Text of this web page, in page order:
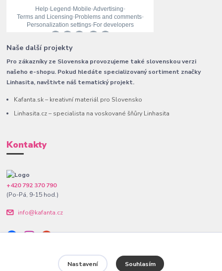
Naše další projekty
Pro zákazníky ze Slovenska provozujeme také slovenskou verzi
našeho e-shopu. Pokud hledáte specializovaný sortiment značky
Linhasita, navštivte náš tematický projekt.
Kafanta.sk – kreativní materiál pro Slovensko
Linhasita.cz – specialista na voskované šňůry Linhasita
Kontakty
+420 792 370 790
(Po-Pá, 9-15 hod.)
info@kafanta.cz
Nastavení Souhlasím